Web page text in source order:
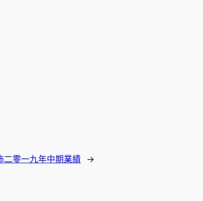
二零一九年中期業績 →